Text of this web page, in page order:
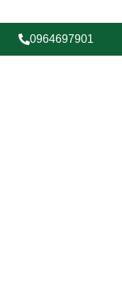
0964697901